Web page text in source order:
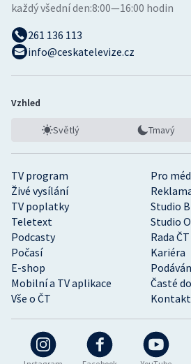
TV program
Pro
Živé vysílání
TV poplatky
Studio
Teletext
Studio
Podcasty
Rada ČT
Počasí
Kariéra
E-shop
Mobilní a TV aplikace
Časté
Vše o ČT
každý všední den:8:00—16:00 hodin
261 136 113
info@ceskatelevize.cz
Vzhled
Světlý Tmavý